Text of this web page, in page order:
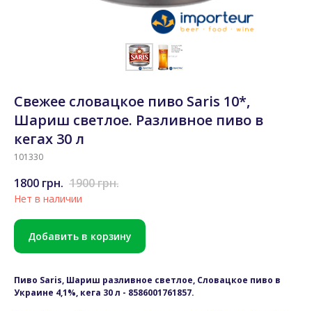
Свежее словацкое пиво Saris 10*,
Шариш светлое. Разливное пиво в
кегах 30 л
101330
1800 грн. 1900грн.
Нет в наличии
Добавить в корзину
Пиво Saris, Шариш разливное светлое, Словацкое пиво в
Украине 4,1%, кега 30 л - 8586001761857.